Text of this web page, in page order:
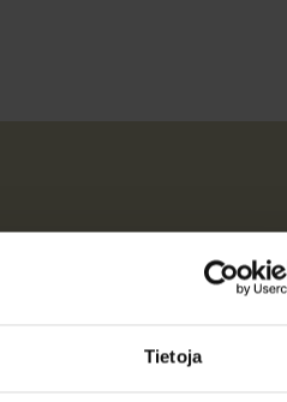
Tietoja